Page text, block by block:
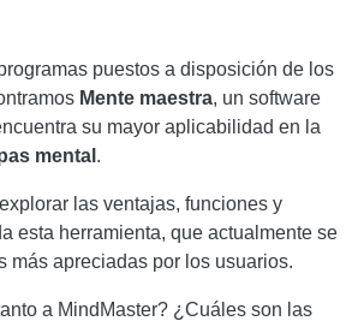
puestos a disposición de los
Mente maestra, un software
su mayor aplicabilidad en la
mental .
las ventajas, funciones y
esta herramienta, que actualmente se
más apreciadas por los usuarios.
a MindMaster? ¿Cuáles son las